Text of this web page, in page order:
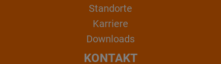
Standorte
Karriere
Downloads
KONTAKT